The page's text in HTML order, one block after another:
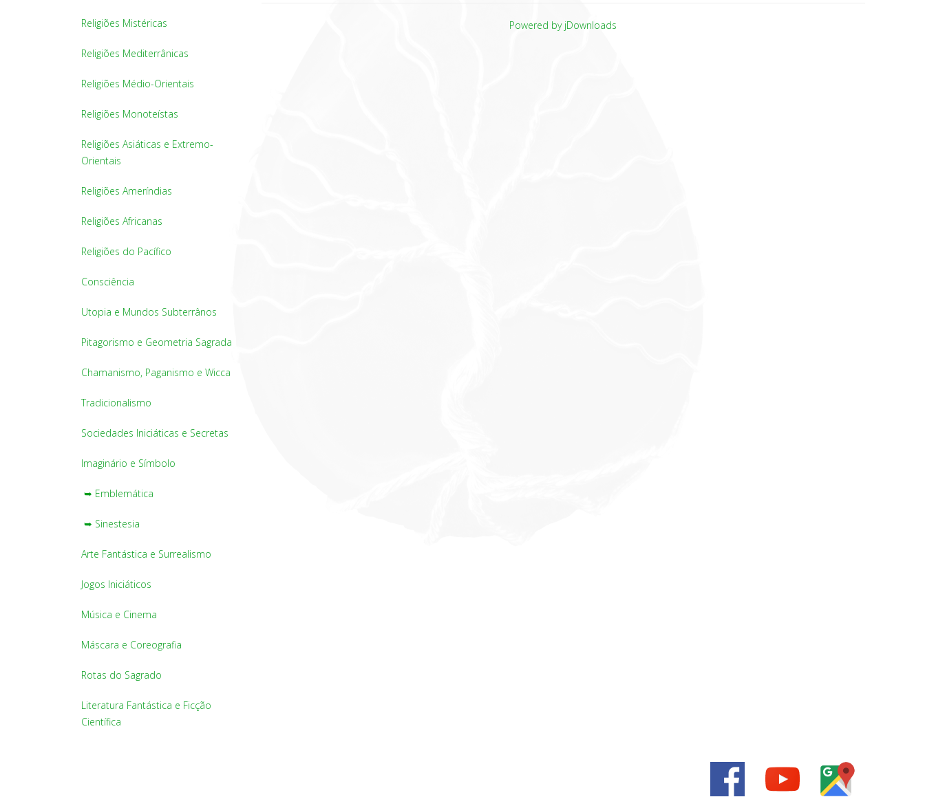
Religiões Mistéricas
Religiões Mediterrânicas
Religiões Médio-Orientais
Religiões Monoteístas
Religiões Asiáticas e Extremo-
Orientais
Religiões Ameríndias
Religiões Africanas
Religiões do Pacífico
Consciência
Utopia e Mundos Subterrânos
Pitagorismo e Geometria Sagrada
Chamanismo, Paganismo e Wicca
Tradicionalismo
Sociedades Iniciáticas e Secretas
Imaginário e Símbolo
➥ Emblemática
➥ Sinestesia
Arte Fantástica e Surrealismo
Jogos Iniciáticos
Música e Cinema
Máscara e Coreografia
Rotas do Sagrado
Literatura Fantástica e Ficção
Científica
Powered by jDownloads